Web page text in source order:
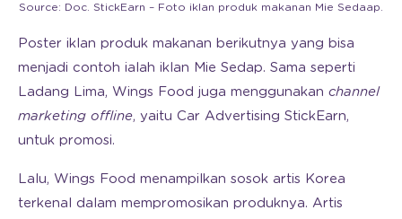
Source: Doc. StickEarn – Foto iklan produk makanan Mie Sedaap.
Poster iklan produk makanan berikutnya yang bisa
menjadi contoh ialah iklan Mie Sedap. Sama seperti
Ladang Lima, Wings Food juga menggunakan channel
marketing offline, yaitu Car Advertising StickEarn,
untuk promosi.
Lalu, Wings Food menampilkan sosok artis Korea
terkenal dalam mempromosikan produknya. Artis